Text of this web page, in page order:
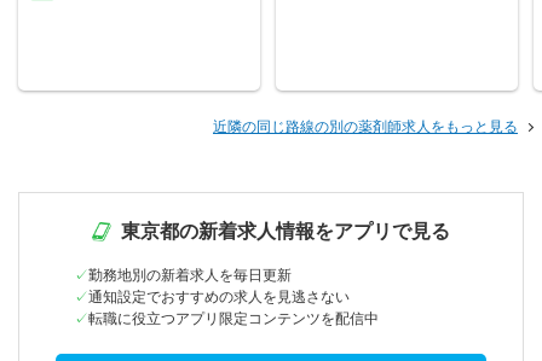
近隣の同じ路線の別の薬剤師求人をもっと見る
東京都の新着求人情報をアプリで見る
勤務地別の新着求人を毎日更新
通知設定でおすすめの求人を見逃さない
転職に役立つアプリ限定コンテンツを配信中